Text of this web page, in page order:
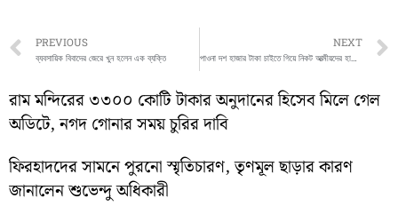
Prev
PREVIOUS
ব্যবসায়িক বিবাদের জেরে খুন হলেন এক ব্যক্তি
NEXT
পাওনা দশ হাজার টাকা চাইতে গিয়ে নিকট আত্মীয়দের হাতে আক্রান্ত হলেন যুবক
রাম মন্দিরের ৩৩০০ কোটি টাকার অনুদানের হিসেব মিলে গেল
অডিটে, নগদ গোনার সময় চুরির দাবি
ফিরহাদদের সামনে পুরনো স্মৃতিচারণ, তৃণমূল ছাড়ার কারণ
জানালেন শুভেন্দু অধিকারী